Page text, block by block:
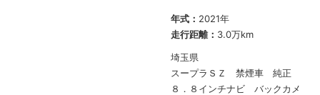
年式： 2021年
走行距離： 3.0万km
埼玉県
スープラＳＺ 禁煙車 純正
８．８インチナビ バックカメ